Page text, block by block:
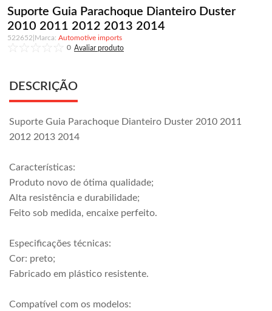
Suporte Guia Parachoque Dianteiro Duster
2010 2011 2012 2013 2014
522652
Automotive imports
0
DESCRIÇÃO
Suporte Guia Parachoque Dianteiro Duster 2010 2011
2012 2013 2014
Características:
Produto novo de ótima qualidade;
Alta resistência e durabilidade;
Feito sob medida, encaixe perfeito.
Especificações técnicas:
Cor: preto;
Fabricado em plástico resistente.
Compatível com os modelos: